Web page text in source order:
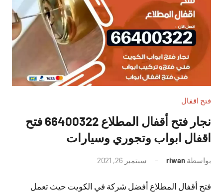
فتح اقفال
نجار فتح أقفال المطلاع 66400322 فتح
اقفال ابواب وتجوري وسيارات
بواسطة riwan سبتمبر 26, 2021
تعليقات
فتح أقفال المطلاع أفضل شركة في الكويت حيث تعمل